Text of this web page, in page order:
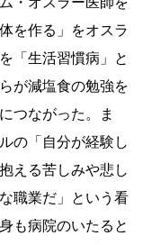
を作る」をオスラ
「生活習慣病」と
が減塩食の勉強を
つながった。ま
の「自分が経験し
える苦しみや悲し
職業だ」という看
も病院のいたると